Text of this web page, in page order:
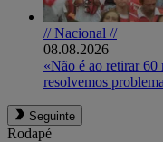
// Nacional //
08.08.2026
«Não é ao retirar 60
resolvemos
Seguinte
Rodapé